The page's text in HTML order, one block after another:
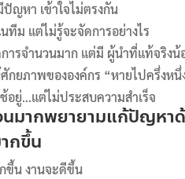
ปัญหา เข้าใจไม่ตรงกัน
ทีม แต่ไม่รู้จะจัดการอย่างไร
ารจำนวนมาก แต่มี ผู้นำที่แท้จริงน้
กยภาพขององค์กร “หายไปครึ่งหนึ่
อยู่…แต่ไม่ประสบความสำเร็จ
มากพยายามแก้ปัญหา
กขึ้น
ขึ้น งานจะดีขึ้น